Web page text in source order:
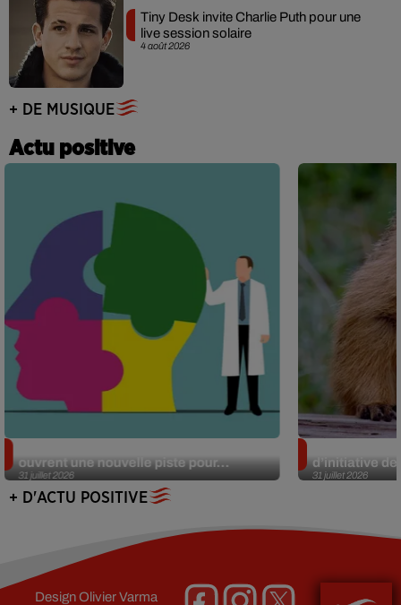
4 août 2026
Tiny Desk invite Charlie Puth pour une
live session solaire
+ DE MUSIQUE
Actu positive
31 juillet 2026
ouvrent une nouvelle piste pour...
31 juillet 2026
d’initiative
+ D'ACTU POSITIVE
DesignOlivier Varma